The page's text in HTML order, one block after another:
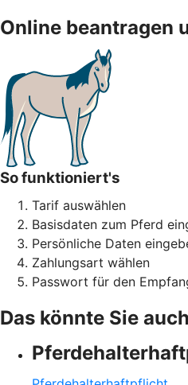
Online beantragen
So funktioniert's
Tarif auswählen
Basisdaten zum Pferd
Persönliche Daten
Zahlungsart wählen
Passwort für den
Das könnte Sie